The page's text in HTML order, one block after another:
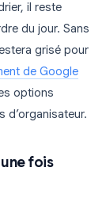
il reste
du jour. Sans
grisé pour
de Google
options
d’organisateur.
fois